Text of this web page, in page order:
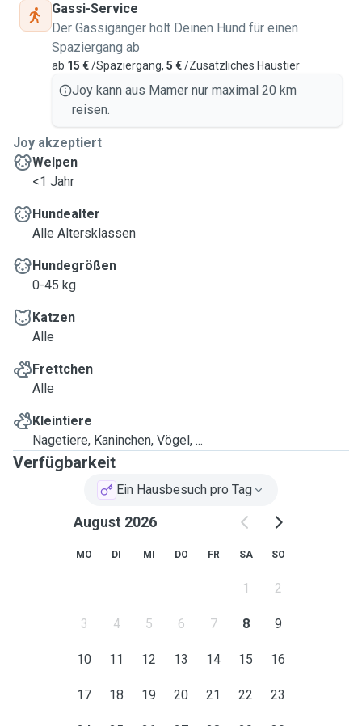
Gassi-Service
Der Gassigänger holt Deinen Hund für einen
Spaziergang ab
ab 15 €/Spaziergang, 5 €/Zusätzliches Haustier
Joy kann aus Mamer nur maximal 20 km
reisen.
Joy akzeptiert
Welpen
<1 Jahr
Hundealter
Alle Altersklassen
Hundegrößen
0-45 kg
Katzen
Alle
Frettchen
Alle
Kleintiere
Nagetiere, Kaninchen, Vögel, ...
Verfügbarkeit
Ein Hausbesuch pro Tag
August 2026
MO DI MI DO FR SA SO
1 2
3 4 5 6 7 8 9
10 11 12 13 14 15 16
17 18 19 20 21 22 23